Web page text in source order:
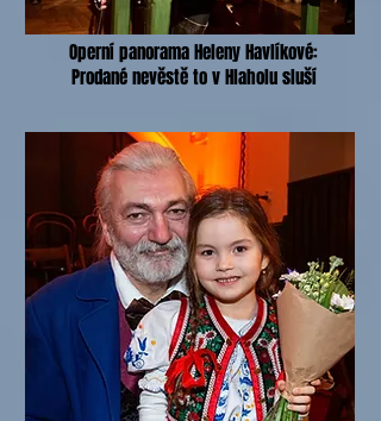
Operní panorama Heleny Havlíkové:
Prodané nevěstě to v Hlaholu sluší